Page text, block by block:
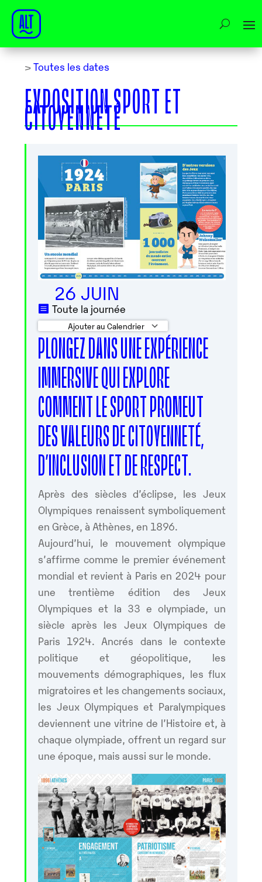
> Toutes les dates
EXPOSITION SPORT ET
CITOYENNETÉ
26 JUIN
Toute la journée
Ajouter au Calendrier
Télécharger ICS Calendrier Google
PLONGEZ DANS UNE EXPÉRIENCE
IMMERSIVE QUI EXPLORE
COMMENT LE SPORT PROMEUT
DES VALEURS DE CITOYENNETÉ,
D’INCLUSION ET DE RESPECT.
Après des siècles d’éclipse, les Jeux
Olympiques renaissent symboliquement
en Grèce, à Athènes, en 1896.
Aujourd’hui, le mouvement olympique
s’affirme comme le premier événement
mondial et revient à Paris en 2024 pour
une trentième édition des Jeux
Olympiques et la 33 e olympiade, un
siècle après les Jeux Olympiques de
Paris 1924. Ancrés dans le contexte
politique et géopolitique, les
mouvements démographiques, les flux
migratoires et les changements sociaux,
les Jeux Olympiques et Paralympiques
deviennent une vitrine de l’Histoire et, à
chaque olympiade, offrent un regard sur
une époque, mais aussi sur le monde.